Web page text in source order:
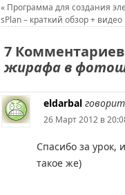
« Программа для создания
sPlan – краткий обзор + видео
7
жирафа в
eldarbal
26 Март 2012 в
Спасибо за урок,
такое же)